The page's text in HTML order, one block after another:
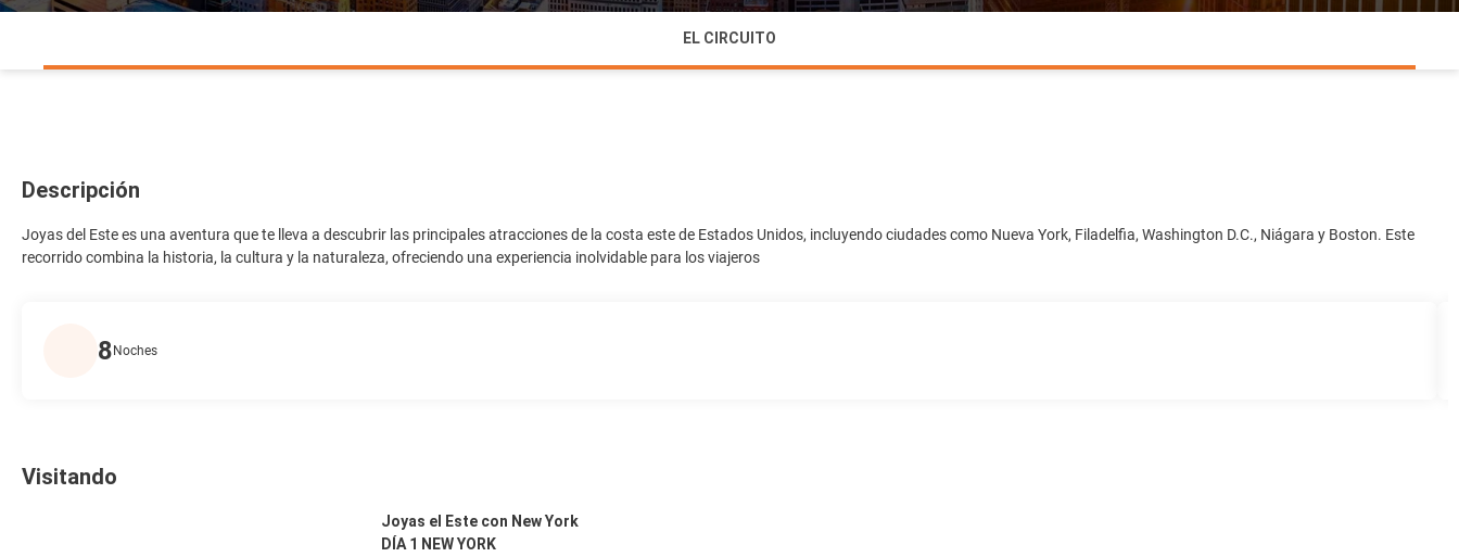
EL CIRCUITO
Descripción
Joyas del Este es una aventura que te lleva a descubrir las principales atracciones de la costa este de Estados Unidos, incluyendo ciudades como Nueva York, Filadelfia, Washington D.C., Niágara y Boston. Este
recorrido combina la historia, la cultura y la naturaleza, ofreciendo una experiencia inolvidable para los viajeros
8 Noches
Visitando
Joyas el Este con New York
DÍA 1 NEW YORK